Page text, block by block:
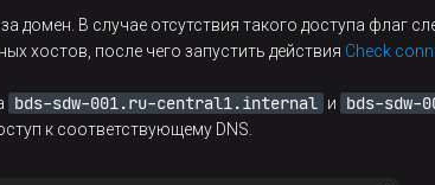
В случае отсутствия такого доступа флаг
хостов, после чего запустить действия Check
bds-sdw-001.ru-central1.internal и
bds-sdw-
к соответствующему DNS.